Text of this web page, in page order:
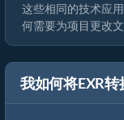
这些相同的技术应
何需要为项目更改文
我如何将EXR转